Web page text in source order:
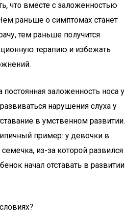
что вместе с заложенностью
раньше о симптомах станет
тем раньше получится
терапию и избежать
заложенность носа у
нарушения слуха у
в умственном развитии.
пример: у девочки в
из-за которой развился
начал отставать в развитии